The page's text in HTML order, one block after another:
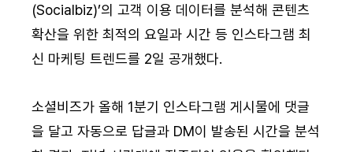
(Socialbiz)’의 고객 이용 데이터를 분석해 콘텐츠
확산을 위한 최적의 요일과 시간 등 인스타그램 최
신 마케팅 트렌드를 2일 공개했다.
소셜비즈가 올해 1분기 인스타그램 게시물에 댓글
을 달고 자동으로 답글과 DM이 발송된 시간을 분석